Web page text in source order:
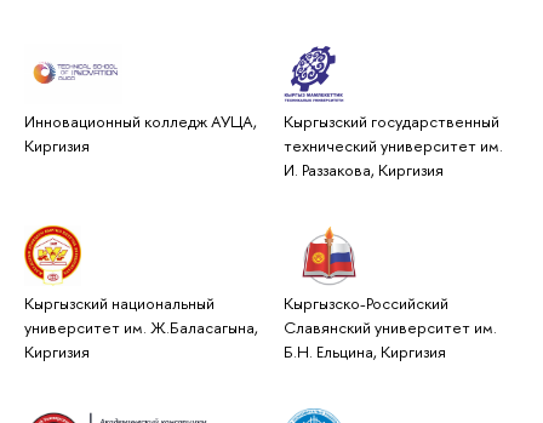
Инновационный колледж АУЦА,
Киргизия
Кыргызский государственный
технический университет им.
И. Раззакова, Киргизия
Кыргызский национальный
университет им. Ж.Баласагына,
Киргизия
Кыргызско-Российский
Славянский университет им.
Б.Н. Ельцина, Киргизия